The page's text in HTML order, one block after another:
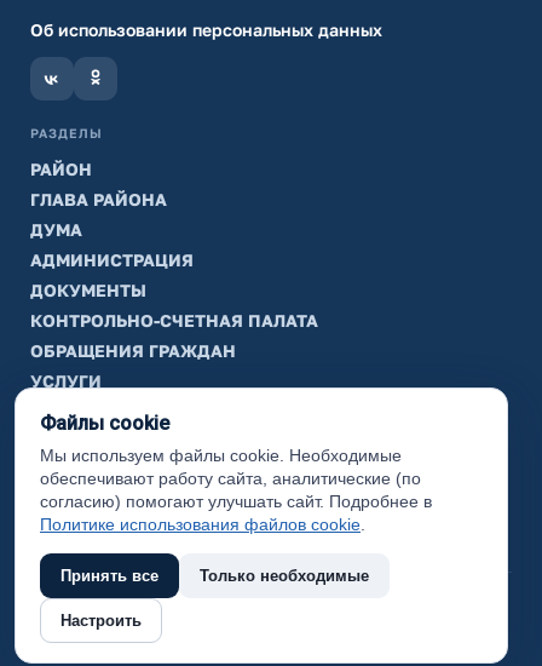
Об использовании персональных данных
РАЗДЕЛЫ
РАЙОН
ГЛАВА РАЙОНА
ДУМА
АДМИНИСТРАЦИЯ
ДОКУМЕНТЫ
КОНТРОЛЬНО-СЧЕТНАЯ ПАЛАТА
ОБРАЩЕНИЯ ГРАЖДАН
УСЛУГИ
ТИК
ИНФОРМАЦИЯ
Законодательная карта
Карта сайта
(с) 2017 Ханты-Мансийский район, официальный сайт
администрации
Файлы cookie
Мы используем файлы cookie. Необходимые
обеспечивают работу сайта, аналитические (по
согласию) помогают улучшать сайт. Подробнее в
Политике использования файлов cookie
Принять все Только необходимые
Настроить